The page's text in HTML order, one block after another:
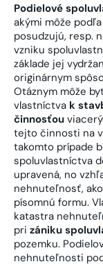
Podielové
akými môže
posudzujú, resp.
vzniku
základe jej
originárnym
Otáznym môže
vlastníctva k
činnosťou
tejto činnosti na
takomto prípade
spoluvlastníctva
upravená, no
nehnuteľnosť,
písomnú formu.
katastra
pri zániku
pozemku.
nehnuteľnosti